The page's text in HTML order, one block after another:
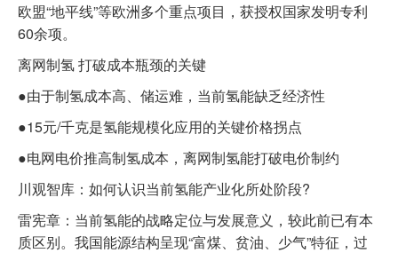
欧盟“地平线”等欧洲多个重点项目，获授权国家发明专利
60余项。
离网制氢 打破成本瓶颈的关键
●由于制氢成本高、储运难，当前氢能缺乏经济性
●15元/千克是氢能规模化应用的关键价格拐点
●电网电价推高制氢成本，离网制氢能打破电价制约
川观智库：如何认识当前氢能产业化所处阶段?
雷宪章：当前氢能的战略定位与发展意义，较此前已有本
质区别。我国能源结构呈现“富煤、贫油、少气”特征，过